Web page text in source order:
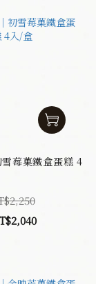
莓菓鐵盒蛋糕 4